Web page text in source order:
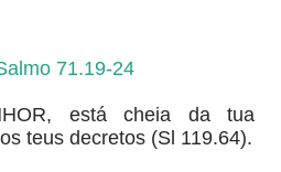
71.19-24
está cheia da tua
teus decretos (Sl 119.64).